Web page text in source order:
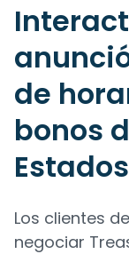
de
bonos
Los clientes
negociar